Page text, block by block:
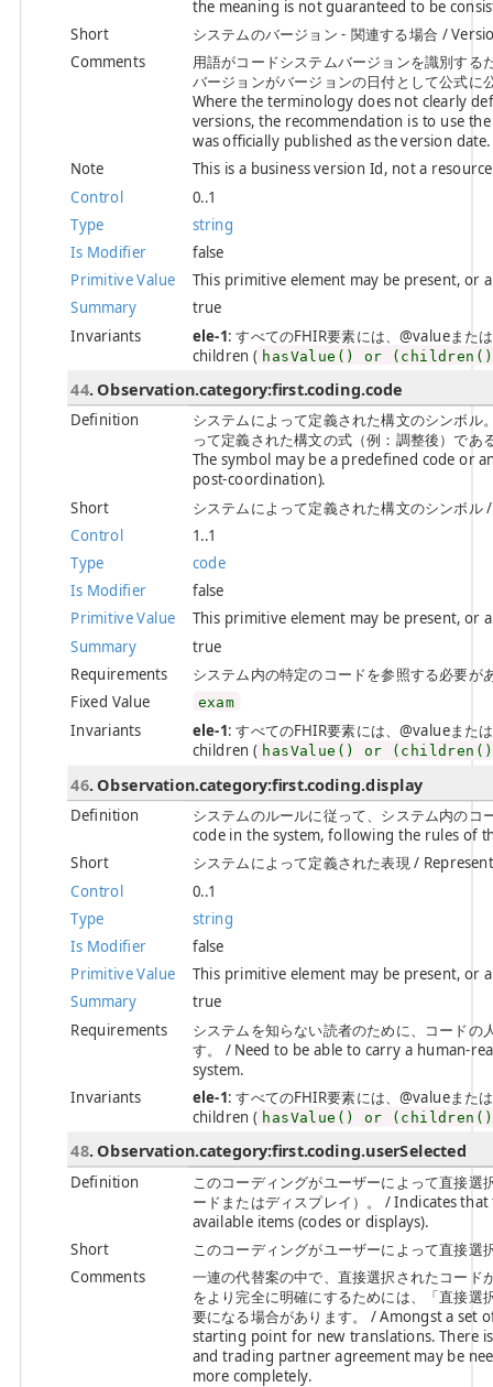
the meaning is not guaranteed to be
Short
システムのバージョン - 関連する場合 /
Comments
用語がコードシステムバージョンを識別す
バージョンがバージョンの日付として公式
Where the terminology does not clearly
versions, the recommendation is to use
was officially published as the version date.
Note
This is a business version Id, not a
Control
0..1
Type
string
Is Modifier
false
Primitive Value
This primitive element may be present, or
Summary
true
Invariants
ele-1: すべてのFHIR要素には、@valueま
children ( hasValue() or
44. Observation.category:first.coding.code
Definition
システムによって定義された構文のシンボ
って定義された構文の式（例：調整後）で
The symbol may be a predefined code or
post-coordination).
Short
システムによって定義された構文のシンボ
Control
1..1
Type
code
Is Modifier
false
Primitive Value
This primitive element may be present, or
Summary
true
Requirements
システム内の特定のコードを参照する必要
Fixed Value
exam
Invariants ele-1: すべてのFHIR要素には、@valueま
children ( hasValue() or
46. Observation.category:first.coding.display
Definition
システムのルールに従って、システム内の
code in the system, following the rules of
Short
システムによって定義された表現 /
Control
0..1
Type
string
Is Modifier
false
Primitive Value
This primitive element may be present, or
Summary
true
Requirements
システムを知らない読者のために、コード
す。 / Need to be able to carry a human-
system.
Invariants
ele-1: すべてのFHIR要素には、@valueま
children ( hasValue() or
48. Observation.category:first.coding.userSelected
Definition
このコーディングがユーザーによって直接
ードまたはディスプレイ）。 / Indicates
available items (codes or displays).
Short
このコーディングがユーザーによって直接
Comments
一連の代替案の中で、直接選択されたコー
をより完全に明確にするためには、「直接
要になる場合があります。 / Amongst a
starting point for new translations. There
and trading partner agreement may be
more completely.